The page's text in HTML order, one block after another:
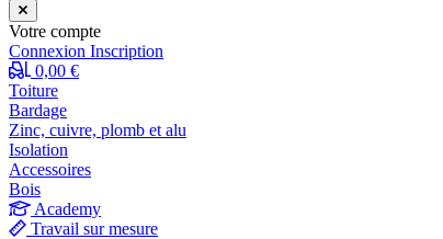
Votre compte
Connexion Inscription
0,00 €
Toiture
Bardage
Zinc, cuivre, plomb et alu
Isolation
Accessoires
Bois
Academy
Travail sur mesure